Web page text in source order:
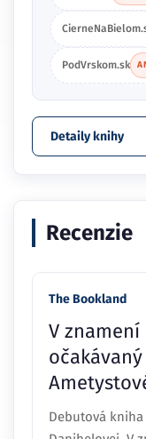
PodVrskom.sk
Detaily knihy
Recenzie
The Bookland
V
Debutová